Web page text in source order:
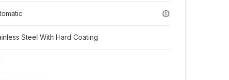
Steel With Hard Coating